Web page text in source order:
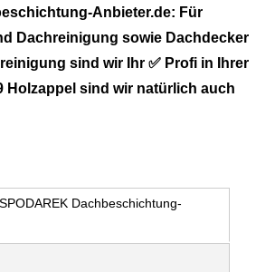
Anbieter.de: Für
Dachreinigung sowie Dachdecker
sind wir Ihr ✅ Profi in Ihrer
Holzappel sind wir natürlich auch
Dachbeschichtung-